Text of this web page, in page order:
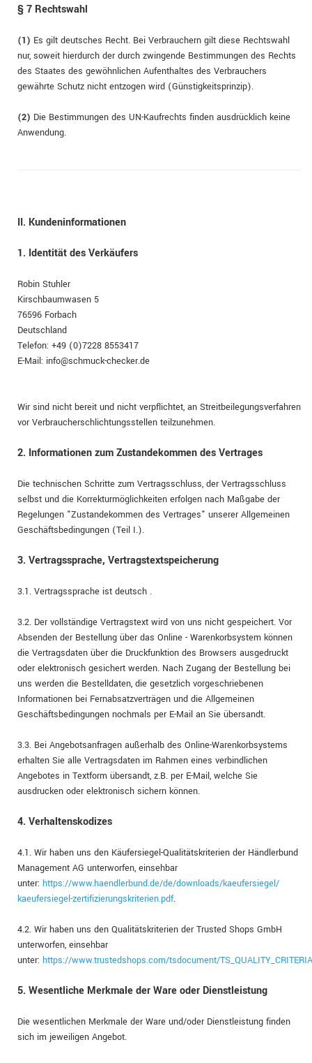
§ 7 Rechtswahl
(1) Es gilt deutsches Recht. Bei Verbrauchern gilt diese Rechtswahl
nur, soweit hierdurch der durch zwingende Bestimmungen des Rechts
des Staates des gewöhnlichen Aufenthaltes des Verbrauchers
gewährte Schutz nicht entzogen wird (Günstigkeitsprinzip).
(2) Die Bestimmungen des UN-Kaufrechts finden ausdrücklich keine
Anwendung.
II. Kundeninformationen
1. Identität des Verkäufers
Robin Stuhler
Kirschbaumwasen 5
76596 Forbach
Deutschland
Telefon: +49 (0)7228 8553417
E-Mail: info@schmuck-checker.de
Wir sind nicht bereit und nicht verpflichtet, an Streitbeilegungsverfahren
vor Verbraucherschlichtungsstellen teilzunehmen.
2. Informationen zum Zustandekommen des Vertrages
Die technischen Schritte zum Vertragsschluss, der Vertragsschluss
selbst und die Korrekturmöglichkeiten erfolgen nach Maßgabe der
Regelungen "Zustandekommen des Vertrages" unserer Allgemeinen
Geschäftsbedingungen (Teil I.).
3. Vertragssprache, Vertragstextspeicherung
3.1. Vertragssprache ist deutsch .
3.2. Der vollständige Vertragstext wird von uns nicht gespeichert. Vor
Absenden der Bestellung über das Online - Warenkorbsystem können
die Vertragsdaten über die Druckfunktion des Browsers ausgedruckt
oder elektronisch gesichert werden. Nach Zugang der Bestellung bei
uns werden die Bestelldaten, die gesetzlich vorgeschriebenen
Informationen bei Fernabsatzverträgen und die Allgemeinen
Geschäftsbedingungen nochmals per E-Mail an Sie übersandt.
3.3. Bei Angebotsanfragen außerhalb des Online-Warenkorbsystems
erhalten Sie alle Vertragsdaten im Rahmen eines verbindlichen
Angebotes in Textform übersandt, z.B. per E-Mail, welche Sie
ausdrucken oder elektronisch sichern können.
4. Verhaltenskodizes
4.1. Wir haben uns den Käufersiegel-Qualitätskriterien der Händlerbund
Management AG unterworfen, einsehbar
unter: https://www.haendlerbund.de/de/downloads/kaeufersiegel/
kaeufersiegel-zertifizierungskriterien.pdf.
4.2. Wir haben uns den Qualitätskriterien der Trusted Shops GmbH
unterworfen, einsehbar
unter: https://www.trustedshops.com/tsdocument/
5. Wesentliche Merkmale der Ware oder Dienstleistung
Die wesentlichen Merkmale der Ware und/oder Dienstleistung finden
sich im jeweiligen Angebot.